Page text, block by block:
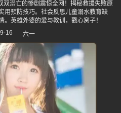
溺亡的惨剧震惊全网！揭秘救援失败原
用预防技巧。社会反思儿童溺水教育缺
英雄外婆的爱与教训，戳心窝子！
16
六一